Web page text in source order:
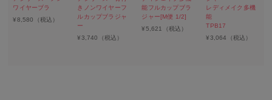
ワイヤーブラ
¥8,580 （税込）
きノンワイヤーフ
ルカップブラジャ
ー
¥3,740 （税込）
能フルカップブラ
ジャー[M便 1/2]
¥5,621 （税込）
レディメイク多機
能
TPB17
¥3,064 （税込）